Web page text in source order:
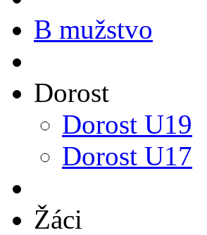
B mužstvo
Dorost
Dorost U19
Dorost U17
Žáci